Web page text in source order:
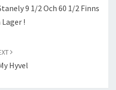
9 1/2 Och 60 1/2 Finns
Lager !
Hyvel